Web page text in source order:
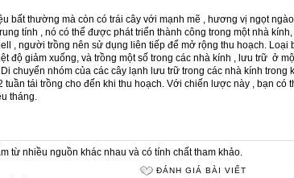
bất thường mà còn có trái cây với mạnh mẽ , hương vị ngọt
tính , nó có thể được phát triển thành công trong một nhà
, người trồng nên sử dụng liên tiếp để mở rộng thu hoạch. Loại
độ giảm xuống, và trồng một số trong các nhà kính , lưu trữ ở
chuyển nhóm của các cây lạnh lưu trữ trong các nhà kính trong
tuần tái trồng cho đến khi thu hoạch. Với chiến lược này , bạn có
tháng.
từ nhiều nguồn khác nhau và có tính chất tham khảo.
ĐÁNH GIÁ BÀI VIẾT